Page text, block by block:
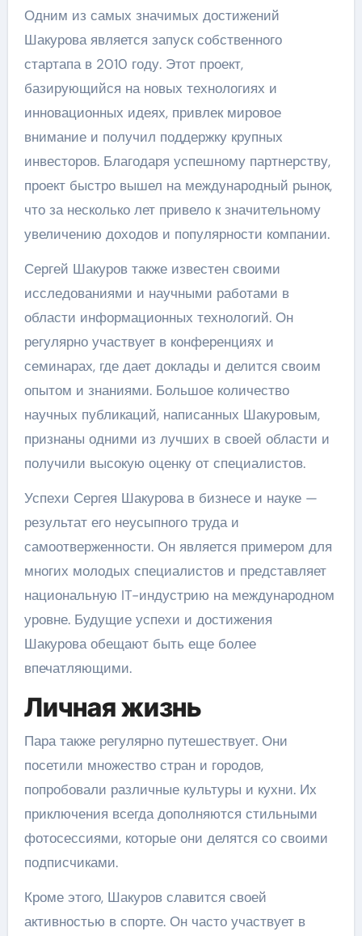
Одним из самых значимых достижений
Шакурова является запуск собственного
стартапа в 2010 году. Этот проект,
базирующийся на новых технологиях и
инновационных идеях, привлек мировое
внимание и получил поддержку крупных
инвесторов. Благодаря успешному партнерству,
проект быстро вышел на международный рынок,
что за несколько лет привело к значительному
увеличению доходов и популярности компании.
Сергей Шакуров также известен своими
исследованиями и научными работами в
области информационных технологий. Он
регулярно участвует в конференциях и
семинарах, где дает доклады и делится своим
опытом и знаниями. Большое количество
научных публикаций, написанных Шакуровым,
признаны одними из лучших в своей области и
получили высокую оценку от специалистов.
Успехи Сергея Шакурова в бизнесе и науке —
результат его неусыпного труда и
самоотверженности. Он является примером для
многих молодых специалистов и представляет
национальную IT-индустрию на международном
уровне. Будущие успехи и достижения
Шакурова обещают быть еще более
впечатляющими.
Личная жизнь
Пара также регулярно путешествует. Они
посетили множество стран и городов,
попробовали различные культуры и кухни. Их
приключения всегда дополняются стильными
фотосессиями, которые они делятся со своими
подписчиками.
Кроме этого, Шакуров славится своей
активностью в спорте. Он часто участвует в